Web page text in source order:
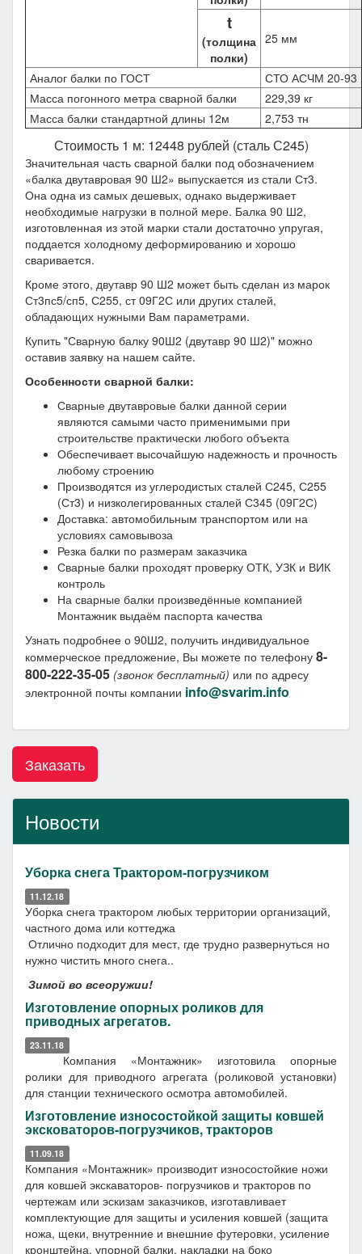
t
(толщина
полки)
25 мм
Аналог балки по ГОСТ
СТО АСЧМ 20-93
Масса погонного метра сварной балки
229,39 кг
Масса балки стандартной длины 12м
2,753 тн
Стоимость 1 м: 12448 рублей (сталь С245)
Значительная часть сварной балки под обозначением
«балка двутавровая 90 Ш2» выпускается из стали Ст3.
Она одна из самых дешевых, однако выдерживает
необходимые нагрузки в полной мере. Балка 90 Ш2,
изготовленная из этой марки стали достаточно упругая,
поддается холодному деформированию и хорошо
сваривается.
Кроме этого, двутавр 90 Ш2 может быть сделан из марок
Ст3пс5/сп5, С255, ст 09Г2С или других сталей,
обладающих нужными Вам параметрами.
Купить "Сварную балку 90Ш2 (двутавр 90 Ш2)" можно
оставив заявку на нашем сайте.
Особенности сварной балки:
Сварные двутавровые балки данной серии
являются самыми часто применимыми при
строительстве практически любого объекта
Обеспечивает высочайшую надежность и прочность
любому строению
Производятся из углеродистых сталей С245, С255
(Ст3) и низколегированных сталей С345 (09Г2С)
Доставка: автомобильным транспортом или на
условиях самовывоза
Резка балки по размерам заказчика
Сварные балки проходят проверку ОТК, УЗК и ВИК
контроль
На сварные балки произведённые компанией
Монтажник выдаём паспорта качества
Узнать подробнее о 90Ш2, получить индивидуальное
коммерческое предложение, Вы можете по телефону 8-
800-222-35-05 (звонок бесплатный) или по адресу
электронной почты компании info@svarim.info
Заказать
Новости
Уборка снега Трактором-погрузчиком
11.12.18
Уборка снега трактором любых территории организаций,
частного дома или коттеджа
Отлично подходит для мест, где трудно развернуться но
нужно чистить много снега..
Зимой во всеоружии!
Изготовление опорных роликов для
приводных агрегатов.
23.11.18
Компания «Монтажник» изготовила опорные
ролики для приводного агрегата (роликовой установки)
для станции технического осмотра автомобилей.
Изготовление износостойкой защиты ковшей
эксковаторов-погрузчиков, тракторов
11.09.18
Компания «Монтажник» производит износостойкие ножи
для ковшей экскаваторов- погрузчиков и тракторов по
чертежам или эскизам заказчиков, изготавливает
комплектующие для защиты и усиления ковшей (защита
ножа, щеки, внутренние и внешние футеровки, усиление
кронштейна, упорной балки, накладки на боко